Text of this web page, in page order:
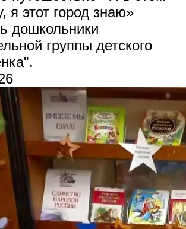
я этот город знаю»
дошкольники
группы детского